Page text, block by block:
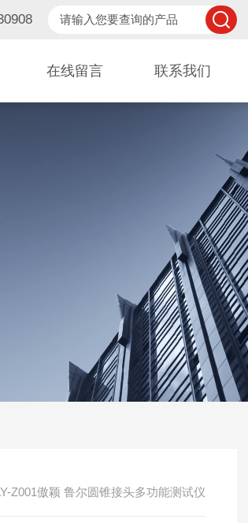
在线留言 联系我们
Z001傲颖 鲁尔圆锥接头多功能测试仪